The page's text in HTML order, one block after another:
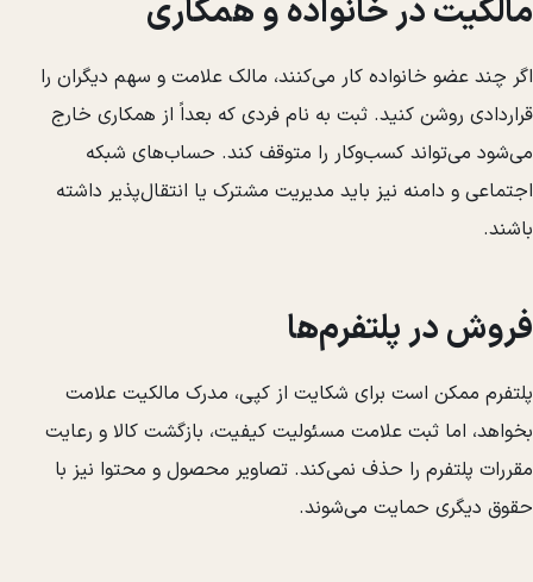
مالکیت در خانواده و همکاری
اگر چند عضو خانواده کار می‌کنند، مالک علامت و سهم دیگران را
قراردادی روشن کنید. ثبت به نام فردی که بعداً از همکاری خارج
می‌شود می‌تواند کسب‌وکار را متوقف کند. حساب‌های شبکه
اجتماعی و دامنه نیز باید مدیریت مشترک یا انتقال‌پذیر داشته
باشند.
فروش در پلتفرم‌ها
پلتفرم ممکن است برای شکایت از کپی، مدرک مالکیت علامت
بخواهد، اما ثبت علامت مسئولیت کیفیت، بازگشت کالا و رعایت
مقررات پلتفرم را حذف نمی‌کند. تصاویر محصول و محتوا نیز با
حقوق دیگری حمایت می‌شوند.